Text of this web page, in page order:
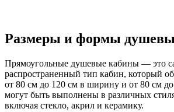
Размеры и формы
Прямоугольные душевые кабины — это
распространенный тип кабин, который
от 80 см до 120 см в ширину и от 80 см
могут быть выполнены в различных
включая стекло, акрил и керамику.